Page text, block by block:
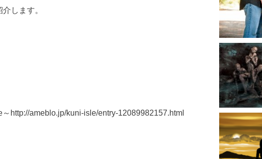
します。
http://ameblo.jp/kuni-isle/entry-12089982157.html